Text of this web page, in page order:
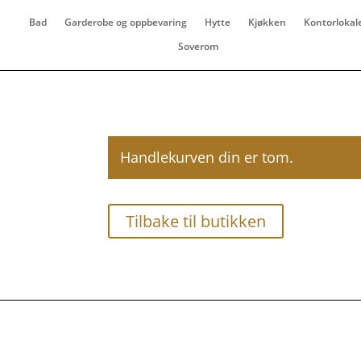
Bad Garderobe og oppbevaring Hytte Kjøkken
Soverom
Handlekurven din er tom.
Tilbake til butikken